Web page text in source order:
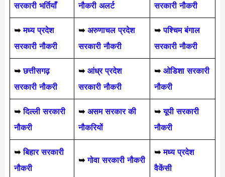
सरकारी भर्तियाँ नौकरी अलर्ट सरकारी नौकरी
➥ मध्य प्रदेश
सरकारी नौकरी
➥ अरुणाचल प्रदेश
सरकारी नौकरी
➥ पश्चिम बंगाल
सरकारी नौकरी
➥ छत्तीसगढ़
सरकारी नौकरी
➥ आंध्र प्रदेश
सरकारी नौकरी
➥ ओडिशा सरकारी
नौकरी
➥ दिल्ली सरकारी
नौकरी
➥ असम सरकार की
नौकरियों
➥ यूपी सरकारी
नौकरी
➥बिहार सरकारी
नौकरी
➥गोवा सरकारी नौकरी
➥ मध्य प्रदेश
वैकेंसी